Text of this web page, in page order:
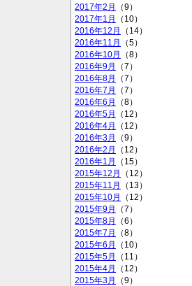
2017年2月
（9）
2017年1月
（10）
2016年12月
（14）
2016年11月
（5）
2016年10月
（8）
2016年9月
（7）
2016年8月
（7）
2016年7月
（7）
2016年6月
（8）
2016年5月
（12）
2016年4月
（12）
2016年3月
（9）
2016年2月
（12）
2016年1月
（15）
2015年12月
（12）
2015年11月
（13）
2015年10月
（12）
2015年9月
（7）
2015年8月
（6）
2015年7月
（8）
2015年6月
（10）
2015年5月
（11）
2015年4月
（12）
2015年3月
（9）